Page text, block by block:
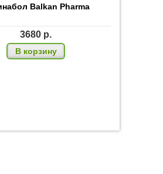
Balkan Pharma
3680 р.
В корзину